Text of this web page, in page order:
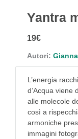
Yantra
19€
Autori:
L’energia
d’Acqua viene
alle molecole
così a
armoniche
immagini